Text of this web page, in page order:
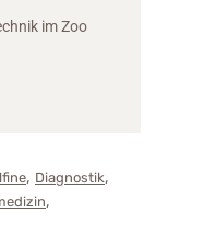
im Zoo
, Diagnostik,
,